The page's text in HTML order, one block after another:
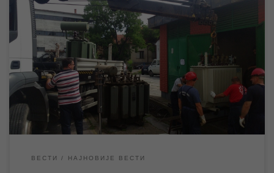
Електродистрибуција Зрењанин ће у петак изводити радове у
оквиру редовног годишњег ремонта трафостанице „Север“
због чега ће доћи до прекида напајања електричном
енергијом изворишта и постројења за пречишћавање воде, а
што ће довести до прекида водоснабдевања у целом граду
док трају поменути радови. ЈКП „Водовод и канализација“
Зрењанин је обавештена […]
ВЕСТИ НАЈНОВИЈЕ ВЕСТИ